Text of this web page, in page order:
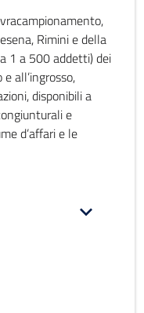
Rimini e della
1 a 500 addetti) dei
all’ingrosso,
disponibili a
e
d’affari e le